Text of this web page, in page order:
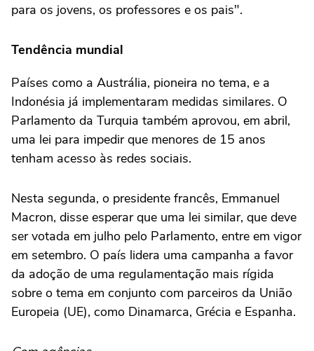
para os jovens, os professores e os pais".
Tendência mundial
Países como a Austrália, pioneira no tema, e a
Indonésia já implementaram medidas similares. O
Parlamento da Turquia também aprovou, em abril,
uma lei para impedir que menores de 15 anos
tenham acesso às redes sociais.
Nesta segunda, o presidente francês, Emmanuel
Macron, disse esperar que uma lei similar, que deve
ser votada em julho pelo Parlamento, entre em vigor
em setembro. O país lidera uma campanha a favor
da adoção de uma regulamentação mais rígida
sobre o tema em conjunto com parceiros da União
Europeia (UE), como Dinamarca, Grécia e Espanha.